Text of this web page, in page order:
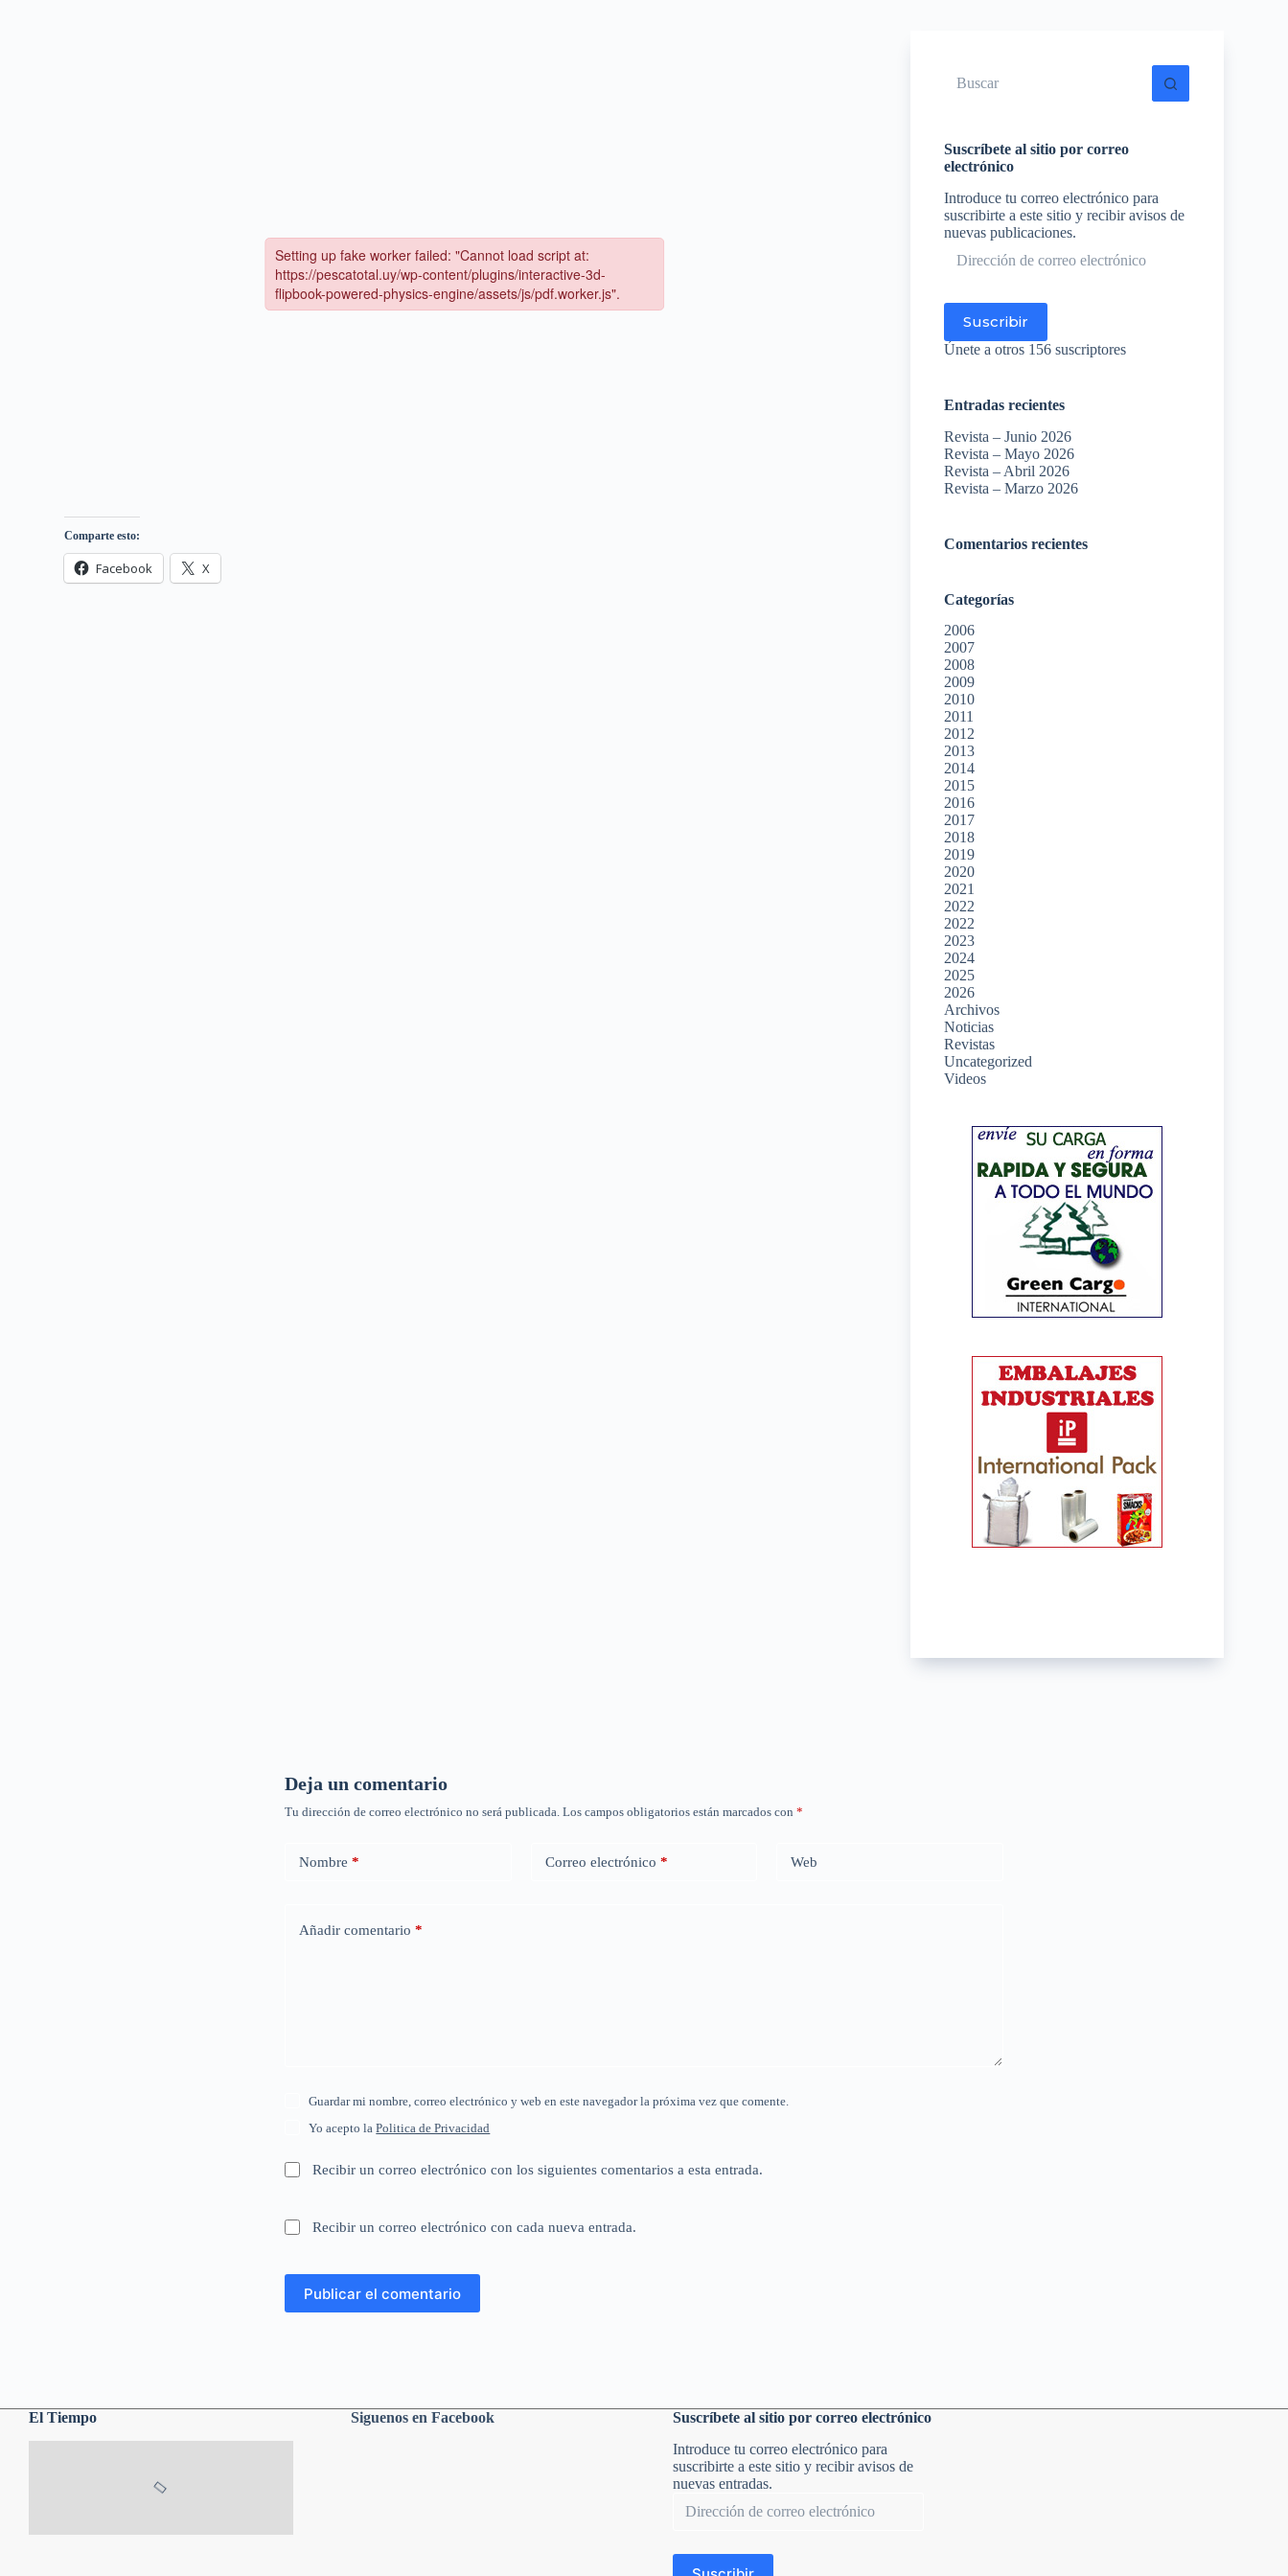
Comparte esto:
Facebook X
resultados
Suscríbete al sitio por correo
electrónico
Introduce tu correo electrónico para
suscribirte a este sitio y recibir avisos de
nuevas publicaciones.
de
Suscribir
Únete a otros 156 suscriptores
Entradas recientes
Revista – Junio 2026
Revista – Mayo 2026
Revista – Abril 2026
Revista – Marzo 2026
Comentarios recientes
Categorías
2006
2007
2008
2009
2010
2011
2012
2013
2014
2015
2016
2017
2018
2019
2020
2021
2022
2022
2023
2024
2025
2026
Archivos
Noticias
Revistas
Uncategorized
Videos
Deja un comentario
Tu dirección de correo electrónico no será publicada. Los campos obligatorios están marcados con *
Nombre * Correo electrónico * Web
Añadir comentario *
Guardar mi nombre, correo electrónico y web en este navegador la próxima vez que comente.
Yo acepto laPolitica de Privacidad
Recibir un correo electrónico con los siguientes comentarios a esta entrada.
Recibir un correo electrónico con cada nueva entrada.
Publicar el comentario
El Tiempo Siguenos en Facebook
Suscríbete al sitio por correo electrónico
Introduce tu correo electrónico para
suscribirte a este sitio y recibir avisos de
nuevas entradas.
de